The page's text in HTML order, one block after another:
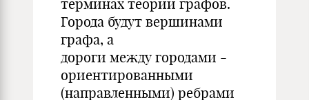
терминах теории графов.
Города будут вершинами
графа, а
дороги между городами -
ориентированными
(направленными) ребрами